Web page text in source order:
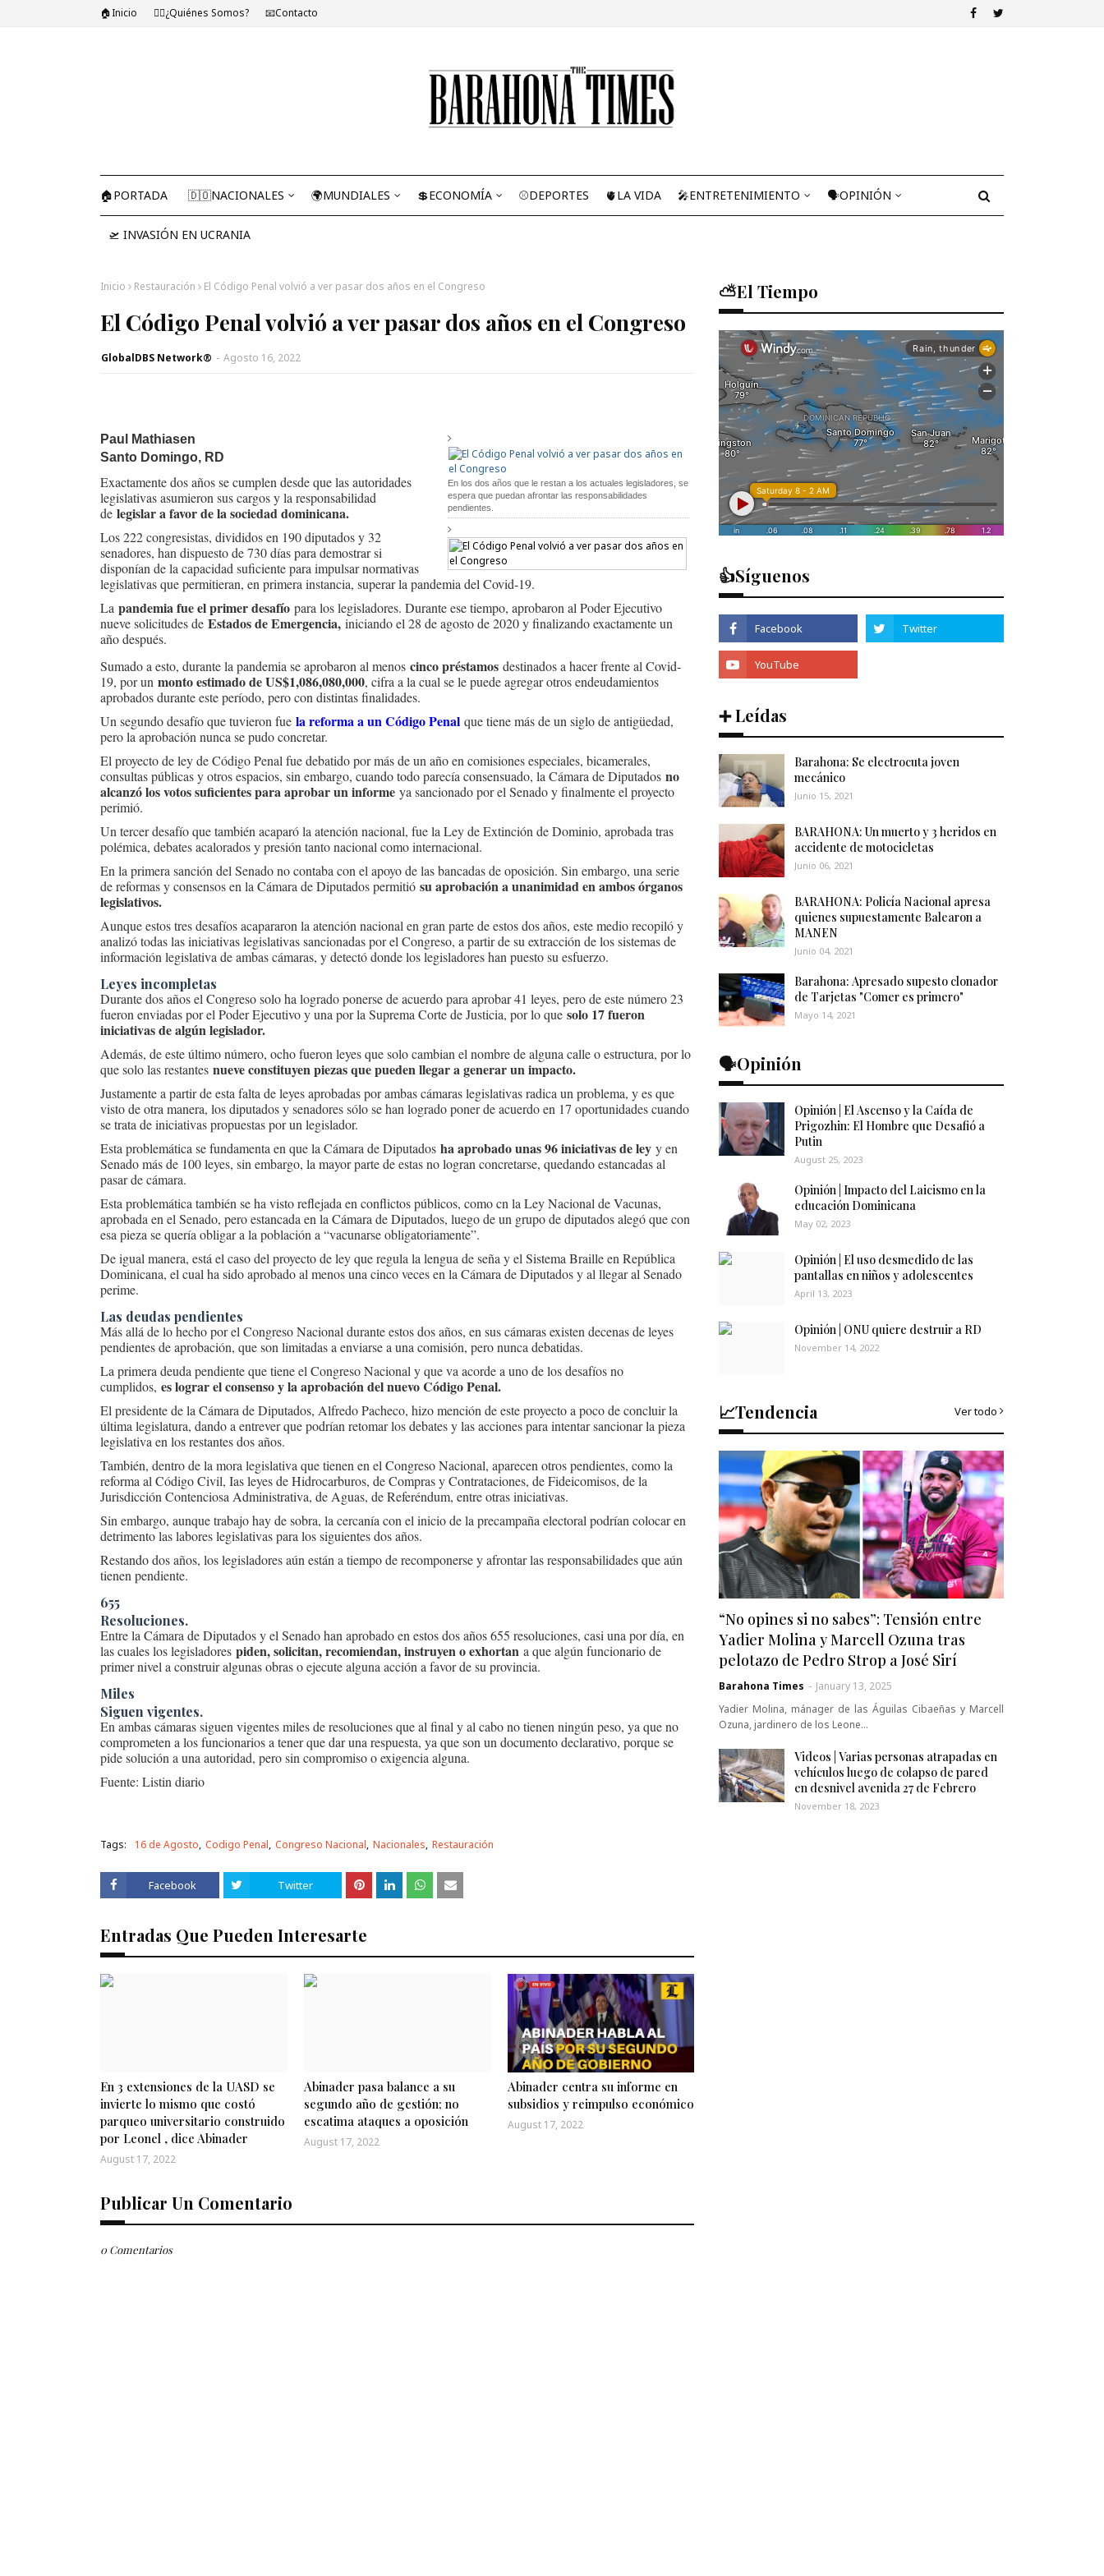
🏠Inicio 🤷‍♂️¿Quiénes Somos? 📧Contacto
🏠PORTADA 🇩🇴NACIONALES 🌍MUNDIALES 💲ECONOMÍA ⚾DEPORTES 🫀LA VIDA 🎤ENTRETENIMIENTO 🗣OPINIÓN
🛫 INVASIÓN EN UCRANIA
Inicio Restauración El Código Penal volvió a ver pasar dos años en el Congreso
El Código Penal volvió a ver pasar dos años en el Congreso
GlobalDBS Network® - Agosto 16, 2022
En los dos años que le restan a los actuales legisladores, se
espera que puedan afrontar las responsabilidades
pendientes.
Paul Mathiasen
Santo Domingo, RD
Exactamente dos años se cumplen desde que las autoridades
legislativas asumieron sus cargos y la responsabilidad
de legislar a favor de la sociedad dominicana.
Los 222 congresistas, divididos en 190 diputados y 32
senadores, han dispuesto de 730 días para demostrar si
disponían de la capacidad suficiente para impulsar normativas
legislativas que permitieran, en primera instancia, superar la pandemia del Covid-19.
La pandemia fue el primer desafío para los legisladores. Durante ese tiempo, aprobaron al Poder Ejecutivo
nueve solicitudes de Estados de Emergencia, iniciando el 28 de agosto de 2020 y finalizando exactamente un
año después.
Sumado a esto, durante la pandemia se aprobaron al menos cinco préstamos destinados a hacer frente al Covid-
19, por un monto estimado de US$1,086,080,000, cifra a la cual se le puede agregar otros endeudamientos
aprobados durante este período, pero con distintas finalidades.
Un segundo desafío que tuvieron fue la reforma a un Código Penal que tiene más de un siglo de antigüedad,
pero la aprobación nunca se pudo concretar.
El proyecto de ley de Código Penal fue debatido por más de un año en comisiones especiales, bicamerales,
consultas públicas y otros espacios, sin embargo, cuando todo parecía consensuado, la Cámara de Diputados no
alcanzó los votos suficientes para aprobar un informe ya sancionado por el Senado y finalmente el proyecto
perimió.
Un tercer desafío que también acaparó la atención nacional, fue la Ley de Extinción de Dominio, aprobada tras
polémica, debates acalorados y presión tanto nacional como internacional.
En la primera sanción del Senado no contaba con el apoyo de las bancadas de oposición. Sin embargo, una serie
de reformas y consensos en la Cámara de Diputados permitió su aprobación a unanimidad en ambos órganos
legislativos.
Aunque estos tres desafíos acapararon la atención nacional en gran parte de estos dos años, este medio recopiló y
analizó todas las iniciativas legislativas sancionadas por el Congreso, a partir de su extracción de los sistemas de
información legislativa de ambas cámaras, y detectó donde los legisladores han puesto su esfuerzo.
Leyes incompletas
Durante dos años el Congreso solo ha logrado ponerse de acuerdo para aprobar 41 leyes, pero de este número 23
fueron enviadas por el Poder Ejecutivo y una por la Suprema Corte de Justicia, por lo que solo 17 fueron
iniciativas de algún legislador.
Además, de este último número, ocho fueron leyes que solo cambian el nombre de alguna calle o estructura, por lo
que solo las restantes nueve constituyen piezas que pueden llegar a generar un impacto.
Justamente a partir de esta falta de leyes aprobadas por ambas cámaras legislativas radica un problema, y es que
visto de otra manera, los diputados y senadores sólo se han logrado poner de acuerdo en 17 oportunidades cuando
se trata de iniciativas propuestas por un legislador.
Esta problemática se fundamenta en que la Cámara de Diputados ha aprobado unas 96 iniciativas de ley y en
Senado más de 100 leyes, sin embargo, la mayor parte de estas no logran concretarse, quedando estancadas al
pasar de cámara.
Esta problemática también se ha visto reflejada en conflictos públicos, como cn la Ley Nacional de Vacunas,
aprobada en el Senado, pero estancada en la Cámara de Diputados, luego de un grupo de diputados alegó que con
esa pieza se quería obligar a la población a “vacunarse obligatoriamente”.
De igual manera, está el caso del proyecto de ley que regula la lengua de seña y el Sistema Braille en República
Dominicana, el cual ha sido aprobado al menos una cinco veces en la Cámara de Diputados y al llegar al Senado
perime.
Las deudas pendientes
Más allá de lo hecho por el Congreso Nacional durante estos dos años, en sus cámaras existen decenas de leyes
pendientes de aprobación, que son limitadas a enviarse a una comisión, pero nunca debatidas.
La primera deuda pendiente que tiene el Congreso Nacional y que va acorde a uno de los desafíos no
cumplidos, es lograr el consenso y la aprobación del nuevo Código Penal.
El presidente de la Cámara de Diputados, Alfredo Pacheco, hizo mención de este proyecto a poco de concluir la
última legislatura, dando a entrever que podrían retomar los debates y las acciones para intentar sancionar la pieza
legislativa en los restantes dos años.
También, dentro de la mora legislativa que tienen en el Congreso Nacional, aparecen otros pendientes, como la
reforma al Código Civil, Ias leyes de Hidrocarburos, de Compras y Contrataciones, de Fideicomisos, de la
Jurisdicción Contenciosa Administrativa, de Aguas, de Referéndum, entre otras iniciativas.
Sin embargo, aunque trabajo hay de sobra, la cercanía con el inicio de la precampaña electoral podrían colocar en
detrimento las labores legislativas para los siguientes dos años.
Restando dos años, los legisladores aún están a tiempo de recomponerse y afrontar las responsabilidades que aún
tienen pendiente.
655
Resoluciones.
Entre la Cámara de Diputados y el Senado han aprobado en estos dos años 655 resoluciones, casi una por día, en
las cuales los legisladores piden, solicitan, recomiendan, instruyen o exhortan a que algún funcionario de
primer nivel a construir algunas obras o ejecute alguna acción a favor de su provincia.
Miles
Siguen vigentes.
En ambas cámaras siguen vigentes miles de resoluciones que al final y al cabo no tienen ningún peso, ya que no
comprometen a los funcionarios a tener que dar una respuesta, ya que son un documento declarativo, porque se
pide solución a una autoridad, pero sin compromiso o exigencia alguna.
Fuente: Listin diario
Tags: 16 de Agosto Codigo Penal Congreso Nacional Nacionales Restauración
Facebook Twitter
Entradas Que Pueden Interesarte
En 3 extensiones de la UASD se
invierte lo mismo que costó
parqueo universitario construido
por Leonel , dice Abinader
August 17, 2022
Abinader pasa balance a su
segundo año de gestión; no
escatima ataques a oposición
August 17, 2022
Abinader centra su informe en
subsidios y reimpulso económico
August 17, 2022
Publicar Un Comentario
0 Comentarios
⛅El Tiempo
👍Síguenos
➕ Leídas
Barahona: Se electrocuta joven
mecánico
Junio 15, 2021
BARAHONA: Un muerto y 3 heridos en
accidente de motocicletas
Junio 06, 2021
BARAHONA: Policía Nacional apresa
quienes supuestamente Balearon a
MANEN
Junio 04, 2021
Barahona: Apresado supesto clonador
de Tarjetas "Comer es primero"
Mayo 14, 2021
🗣️Opinión
Opinión | El Ascenso y la Caída de
Prigozhin: El Hombre que Desafió a
Putin
August 25, 2023
Opinión | Impacto del Laicismo en la
educación Dominicana
May 02, 2023
Opinión | El uso desmedido de las
pantallas en niños y adolescentes
April 13, 2023
Opinión | ONU quiere destruir a RD
November 14, 2022
📈Tendencia Ver todo
“No opines si no sabes”: Tensión entre
Yadier Molina y Marcell Ozuna tras
pelotazo de Pedro Strop a José Sirí
Barahona Times - January 13, 2025
Yadier Molina, mánager de las Águilas Cibaeñas y Marcell
Ozuna, jardinero de los Leone…
Videos | Varias personas atrapadas en
vehículos luego de colapso de pared
en desnivel avenida 27 de Febrero
November 18, 2023